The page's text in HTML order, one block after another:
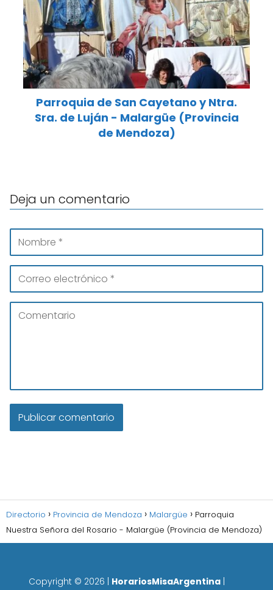
Parroquia de San Cayetano y Ntra.
Sra. de Luján - Malargüe (Provincia
de Mendoza)
Deja un comentario
Directorio Provincia de Mendoza Malargüe
Parroquia
Nuestra Señora del Rosario - Malargüe (Provincia de Mendoza)
Copyright © 2026 HorariosMisaArgentina